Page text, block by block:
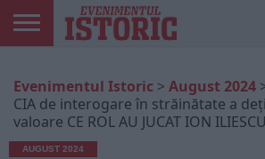
ONLINE
EDIȚII
TIPĂRITE
ISTORIC
PLAY
CONTUL
MEU
Evenimentul Istoric > August 2024
CIA de interogare în străinătate a
valoare CE ROL AU JUCAT ION
AUGUST 2024